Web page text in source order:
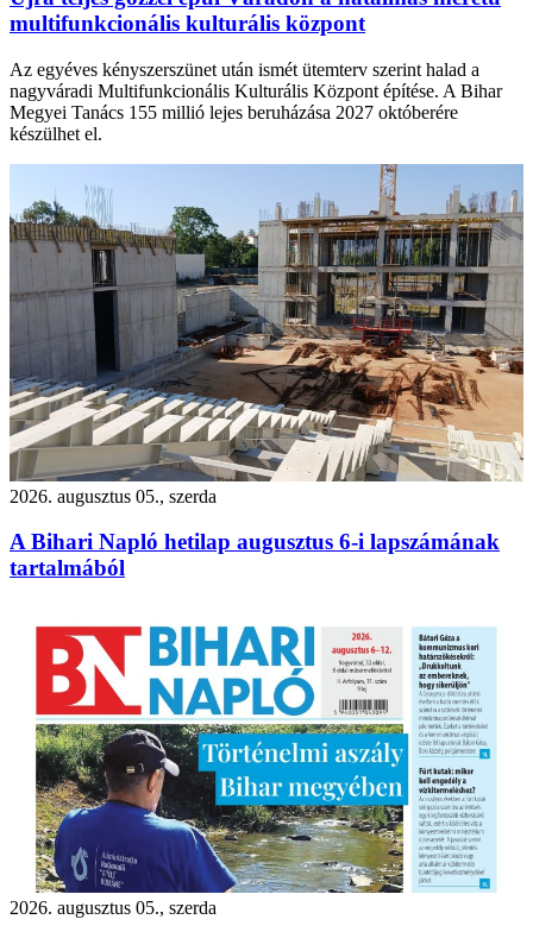
multifunkcionális kulturális központ
Az egyéves kényszerszünet után ismét ütemterv szerint halad a
nagyváradi Multifunkcionális Kulturális Központ építése. A Bihar
Megyei Tanács 155 millió lejes beruházása 2027 októberére
készülhet el.
2026. augusztus 05., szerda
A Bihari Napló hetilap augusztus 6-i lapszámának
tartalmából
2026. augusztus 05., szerda